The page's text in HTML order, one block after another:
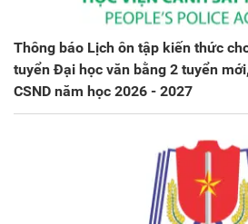
Thông báo Lịch ôn tập kiến thức
tuyển Đại học văn bằng 2 tuyển
CSND năm học 2026 - 2027